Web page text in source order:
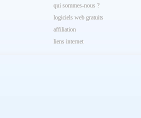
Avril 2024
Mars 2024
Février 2024
Janvier 2024
Décembre 2023
Novembre 2023
qui sommes-nous ?
logiciels web gratuits
affiliation
liens internet